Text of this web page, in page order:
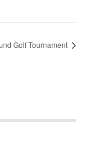
Golf Tournament